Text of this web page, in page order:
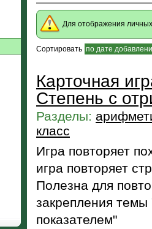
Для отображения
Сортировать по дате
Карточная
Степень с
Разделы:
класс
Игра повторяет
игра повторяет
Полезна для
закрепления
показателем"